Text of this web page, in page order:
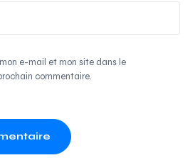
e-mail et mon site dans le
commentaire.